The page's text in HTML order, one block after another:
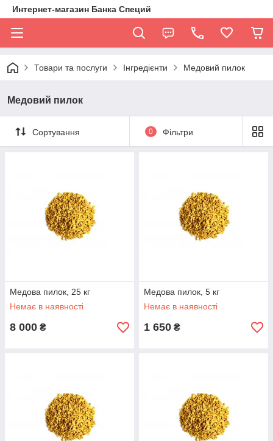
Интернет-магазин Банка Специй
Товари та послуги Інгредієнти Медовий пилок
Медовий пилок
Сортування 0 Фільтри
Медова пилок, 25 кг
Немає в наявності
8 000 ₴
Медова пилок, 5 кг
Немає в наявності
1 650 ₴